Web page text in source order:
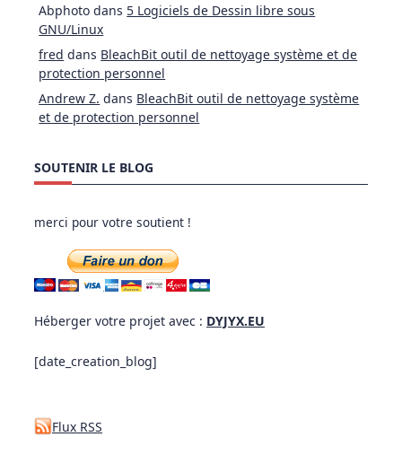
Abphoto dans 5 Logiciels de Dessin libre sous
GNU/Linux
fred dans BleachBit outil de nettoyage système et de
protection personnel
Andrew Z. dans BleachBit outil de nettoyage système
et de protection personnel
SOUTENIR LE BLOG
merci pour votre soutient !
Héberger votre projet avec : DYJYX.EU
[date_creation_blog]
Flux RSS